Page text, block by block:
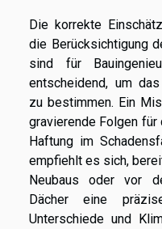
Die korrekte
die Berücksichtigung
sind für
entscheidend, um
zu bestimmen. Ein
gravierende Folgen
Haftung im
empfiehlt es sich,
Neubaus oder vor
Dächer eine
Unterschiede und